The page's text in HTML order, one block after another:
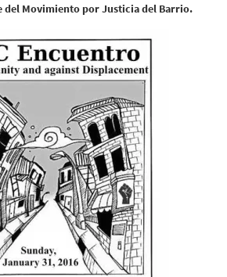
del Movimiento por Justicia del Barrio.